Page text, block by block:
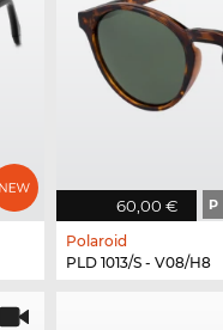
60,00 € P
Polaroid
PLD 1013/S - V08/H8